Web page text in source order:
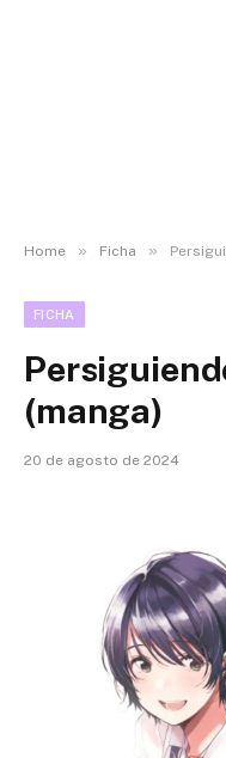
Home » Ficha »
FICHA
(manga)
20 de agosto de 2024